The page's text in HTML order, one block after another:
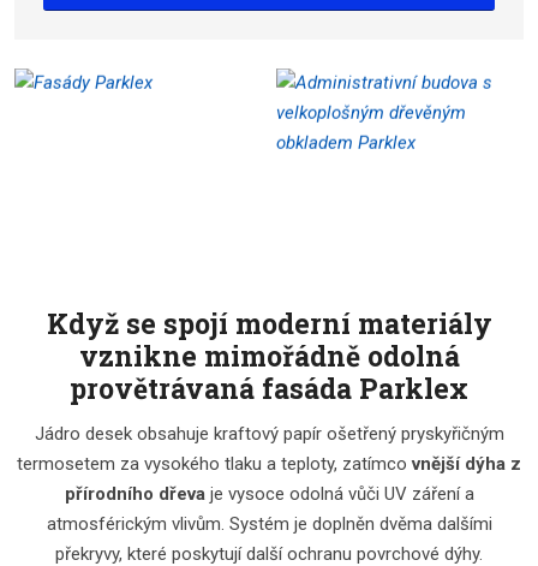
Když se spojí moderní materiály
vznikne mimořádně odolná
provětrávaná fasáda Parklex
Jádro desek obsahuje kraftový papír ošetřený pryskyřičným
termosetem za vysokého tlaku a teploty, zatímcovnější dýha z
přírodního dřevaje vysoce odolná vůči UV záření a
atmosférickým vlivům. Systém je doplněn dvěma dalšími
překryvy, které poskytují další ochranu povrchové dýhy.